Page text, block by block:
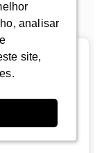
analisar
site,
analisar
site,
do
e